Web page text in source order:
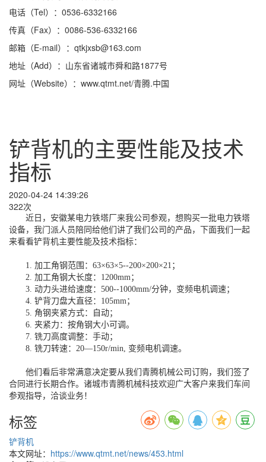
电话（Tel）：0536-6332166
传真（Fax）：0086-536-6332166
邮箱（E-mail）：qtkjxsb@163.com
地址（Add）：山东省诸城市舜和路1877号
网址（Website）：www.qtmt.net/青腾.中国
铲背机的主要性能及技术
指标
2020-04-24 14:39:26
322次
近日，安徽某电力铁塔厂来我公司参观，想购买一批电力铁塔
设备，我门派人员陪同给他们讲了我们公司的产品，下面我们一起
来看看铲背机主要性能及技术指标：
1. 加工角钢范围：63×63×5--200×200×21；
2. 加工角钢大长度：1200mm；
3. 动力头进给速度：500--1000mm/分钟，变频电机调速；
4. 铲背刀盘大直径：105mm；
5. 角钢夹紧方式：自动；
6. 夹紧力：按角钢大小可调。
7. 铣刀高度调整：手动；
8. 铣刀转速：20—150r/min, 变频电机调速。
他们看后非常满意决定要从我们青腾机械公司订购，我们签了
合同进行长期合作。诸城市青腾机械科技欢迎广大客户来我们车间
参观指导，洽谈业务！
标签
铲背机
本文网址： https://www.qtmt.net/news/453.html